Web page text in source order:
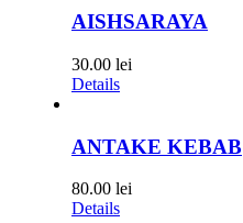
AISHSARAYA
30.00 lei
Details
ANTAKE KEBAB
80.00 lei
Details